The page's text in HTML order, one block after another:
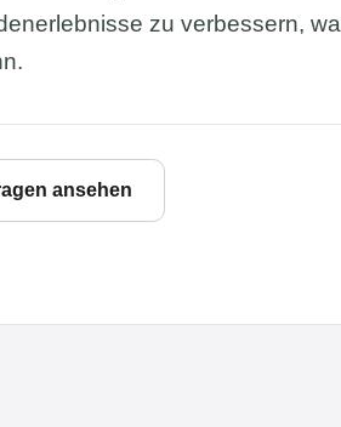
zu verbessern,
ansehen